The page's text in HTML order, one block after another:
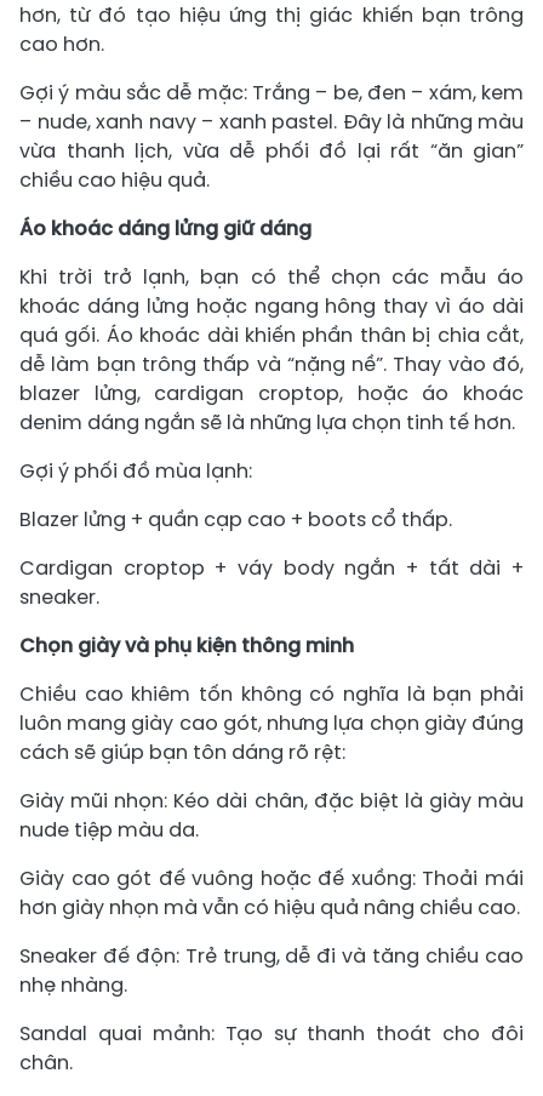
hơn, từ đó tạo hiệu ứng thị giác khiến bạn trông
cao hơn.
Gợi ý màu sắc dễ mặc: Trắng – be, đen – xám, kem
– nude, xanh navy – xanh pastel. Đây là những màu
vừa thanh lịch, vừa dễ phối đồ lại rất “ăn gian”
chiều cao hiệu quả.
Áo khoác dáng lửng giữ dáng
Khi trời trở lạnh, bạn có thể chọn các mẫu áo
khoác dáng lửng hoặc ngang hông thay vì áo dài
quá gối. Áo khoác dài khiến phần thân bị chia cắt,
dễ làm bạn trông thấp và “nặng nề”. Thay vào đó,
blazer lửng, cardigan croptop, hoặc áo khoác
denim dáng ngắn sẽ là những lựa chọn tinh tế hơn.
Gợi ý phối đồ mùa lạnh:
Blazer lửng + quần cạp cao + boots cổ thấp.
Cardigan croptop + váy body ngắn + tất dài +
sneaker.
Chọn giày và phụ kiện thông minh
Chiều cao khiêm tốn không có nghĩa là bạn phải
luôn mang giày cao gót, nhưng lựa chọn giày đúng
cách sẽ giúp bạn tôn dáng rõ rệt:
Giày mũi nhọn: Kéo dài chân, đặc biệt là giày màu
nude tiệp màu da.
Giày cao gót đế vuông hoặc đế xuồng: Thoải mái
hơn giày nhọn mà vẫn có hiệu quả nâng chiều cao.
Sneaker đế độn: Trẻ trung, dễ đi và tăng chiều cao
nhẹ nhàng.
Sandal quai mảnh: Tạo sự thanh thoát cho đôi
chân.